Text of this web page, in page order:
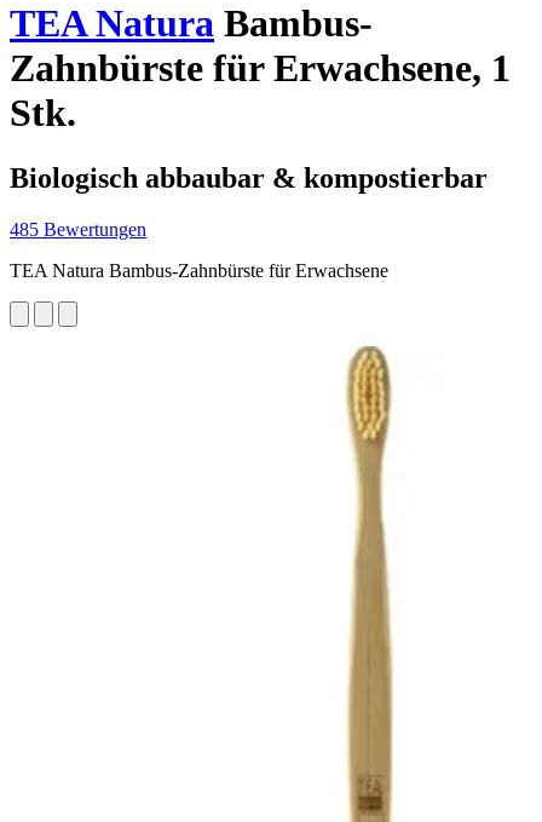
TEA Natura Bambus-
Zahnbürste für Erwachsene, 1
Stk.
Biologisch abbaubar & kompostierbar
485 Bewertungen
TEA Natura Bambus-Zahnbürste für Erwachsene